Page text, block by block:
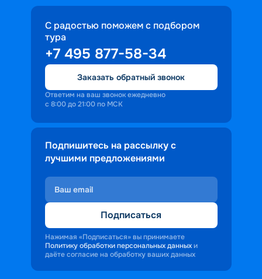
С радостью поможем с подбором
тура
+7 495 877-58-34
Заказать обратный звонок
Ответим на ваш звонок ежедневно
с 8:00 до 21:00 по МСК
Подпишитесь на рассылку с
лучшими предложениями
Подписаться
Нажимая «Подписаться» вы принимаете
Политику обработки персональных данных и
даёте согласие на обработку ваших данных